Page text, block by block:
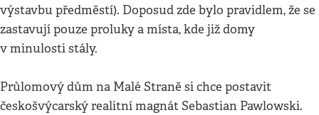
výstavbu předměstí). Doposud zde bylo pravidlem, že se
zastavují pouze proluky a místa, kde již domy
v minulosti stály.
Průlomový dům na Malé Straně si chce postavit
českošvýcarský realitní magnát Sebastian Pawlowski.